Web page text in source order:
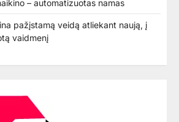
– automatizuotas namas
pažįstamą veidą atliekant naują, į
vaidmenį